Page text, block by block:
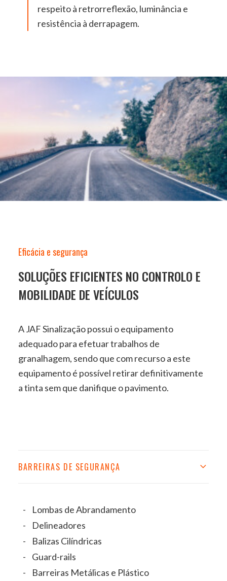
respeito à retrorreflexão, luminância e
resistência à derrapagem.
Eficácia e segurança
SOLUÇÕES EFICIENTES NO CONTROLO E
MOBILIDADE DE VEÍCULOS
A JAF Sinalização possui o equipamento
adequado para efetuar trabalhos de
granalhagem, sendo que com recurso a este
equipamento é possível retirar definitivamente
a tinta sem que danifique o pavimento.
BARREIRAS DE SEGURANÇA
Lombas de Abrandamento
Delineadores
Balizas Cilíndricas
Guard-rails
Barreiras Metálicas e Plástico